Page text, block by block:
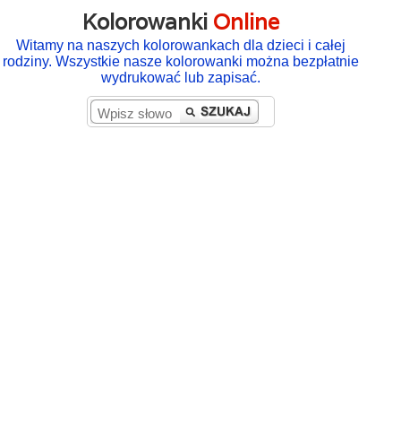
Kolorowanki Online
Witamy na naszych kolorowankach dla dzieci i całej
rodziny. Wszystkie nasze kolorowanki można bezpłatnie
wydrukować lub zapisać.